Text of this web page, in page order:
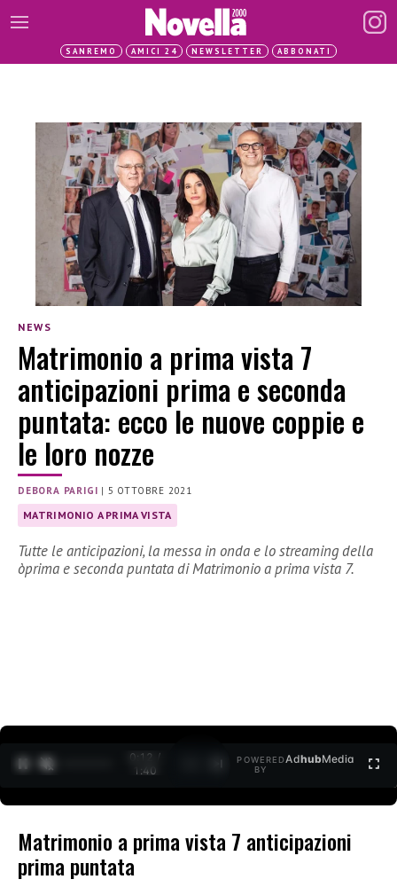
SANREMO AMICI 24 NEWSLETTER ABBONATI
NEWS
Matrimonio a prima vista 7
anticipazioni prima e seconda
puntata: ecco le nuove coppie e
le loro nozze
DEBORA PARIGI | 5 OTTOBRE 2021
MATRIMONIO A PRIMA VISTA
Tutte le anticipazioni, la messa in onda e lo streaming della
òprima e seconda puntata di Matrimonio a prima vista 7.
0:12 /
1:40
POWERED
BY
AdhubMedia
Matrimonio a prima vista 7 anticipazioni
prima puntata